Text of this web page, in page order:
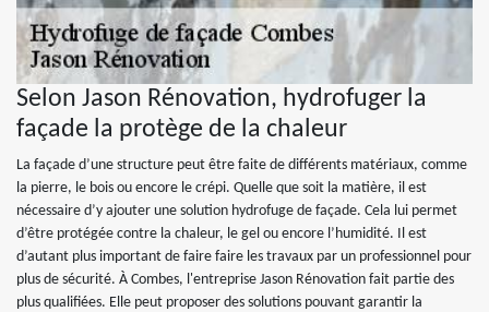
Selon Jason Rénovation, hydrofuger la
façade la protège de la chaleur
La façade d’une structure peut être faite de différents matériaux, comme
la pierre, le bois ou encore le crépi. Quelle que soit la matière, il est
nécessaire d’y ajouter une solution hydrofuge de façade. Cela lui permet
d’être protégée contre la chaleur, le gel ou encore l’humidité. Il est
d’autant plus important de faire faire les travaux par un professionnel pour
plus de sécurité. À Combes, l'entreprise Jason Rénovation fait partie des
plus qualifiées. Elle peut proposer des solutions pouvant garantir la